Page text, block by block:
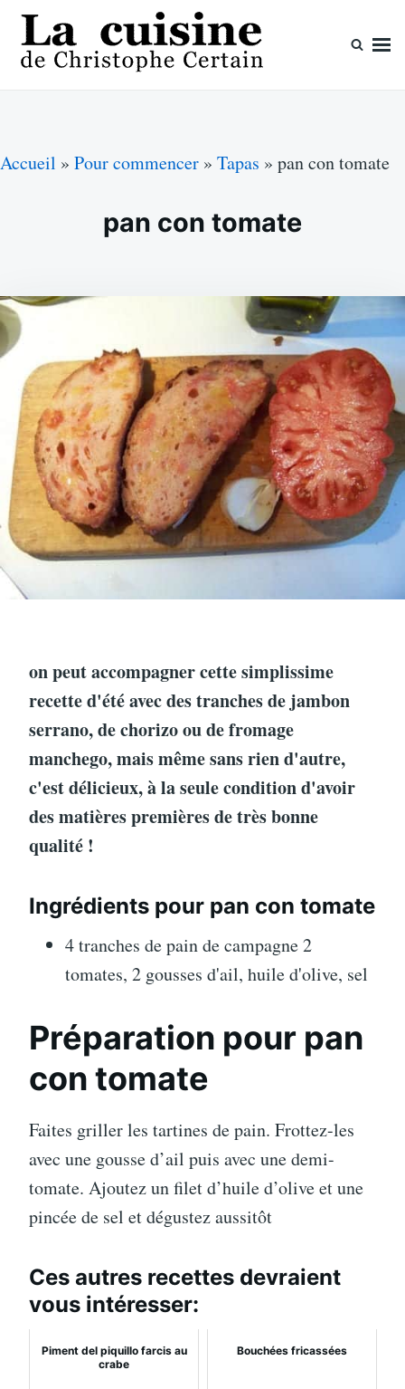
Skip
content
Search
for:
Accueil » Pour commencer » Tapas » pan con tomate
pan con tomate
on peut accompagner cette simplissime
recette d'été avec des tranches de jambon
serrano, de chorizo ou de fromage
manchego, mais même sans rien d'autre,
c'est délicieux, à la seule condition d'avoir
des matières premières de très bonne
qualité !
Ingrédients pour pan con tomate
4 tranches de pain de campagne 2
tomates, 2 gousses d'ail, huile d'olive, sel
Préparation pour pan
con tomate
Faites griller les tartines de pain. Frottez-les
avec une gousse d’ail puis avec une demi-
tomate. Ajoutez un filet d’huile d’olive et une
pincée de sel et dégustez aussitôt
Ces autres recettes devraient
vous intéresser:
Piment del piquillo farcis au
crabe
Bouchées fricassées